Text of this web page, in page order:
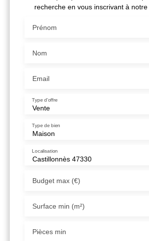
recherche en vous inscrivant à
Prénom
Nom
Email
Vente
Type d'offre
Maison
Type de bien
Castillonnès 47330
Localisation
Budget max (€)
Surface min (m²)
Pièces min